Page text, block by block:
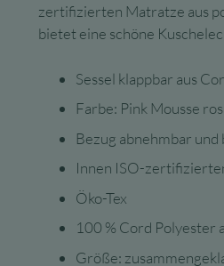
zertifizierten Matratze aus
bietet eine schöne
Sessel klappbar aus
Farbe: Pink Mousse
Bezug abnehmbar
Innen ISO-
Öko-Tex
100 % Cord Polyester
Größe: